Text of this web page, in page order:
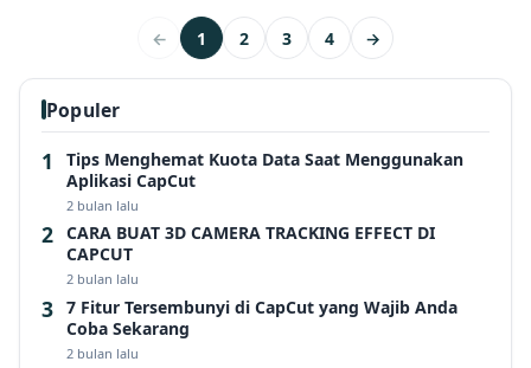
← 1 2 3 4 →
Populer
Tips Menghemat Kuota Data Saat Menggunakan
Aplikasi CapCut
2 bulan lalu
CARA BUAT 3D CAMERA TRACKING EFFECT DI
CAPCUT
2 bulan lalu
7 Fitur Tersembunyi di CapCut yang Wajib Anda
Coba Sekarang
2 bulan lalu